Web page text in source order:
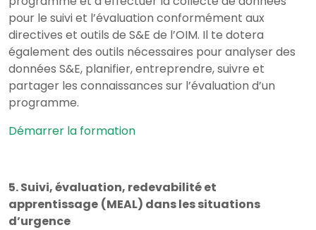
pour le suivi et l’évaluation conformément aux
directives et outils de S&E de l’OIM. Il te dotera
également des outils nécessaires pour analyser des
données S&E, planifier, entreprendre, suivre et
partager les connaissances sur l’évaluation d’un
programme.
Démarrer la formation
5. Suivi, évaluation, redevabilité et
apprentissage (MEAL) dans les situations
d’urgence